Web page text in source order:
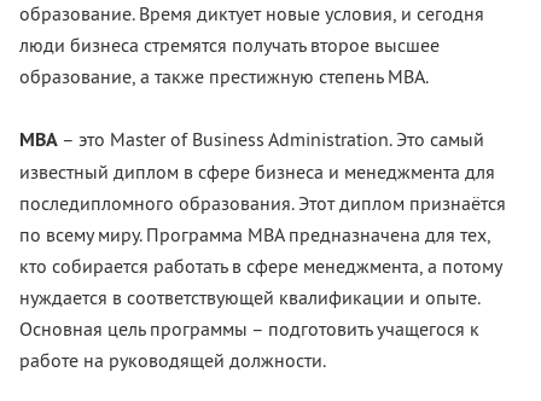
образование. Время диктует новые условия, и сегодня
люди бизнеса стремятся получать второе высшее
образование, а также престижную степень МВА.
МВА – это Master of Business Administration. Это самый
известный диплом в сфере бизнеса и менеджмента для
последипломного образования. Этот диплом признаётся
по всему миру. Программа МВА предназначена для тех,
кто собирается работать в сфере менеджмента, а потому
нуждается в соответствующей квалификации и опыте.
Основная цель программы – подготовить учащегося к
работе на руководящей должности.